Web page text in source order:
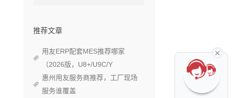
推荐文章
用友ERP配套MES推荐哪家
（2026版，U8+/U9C/Y
惠州用友服务商推荐，工厂现场
服务谁覆盖